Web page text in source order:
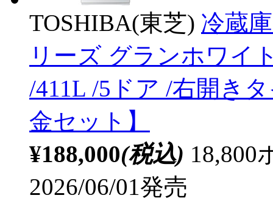
TOSHIBA(東芝) 冷蔵
リーズ グランホワイ
/411L /5ドア /右開き
金セット】
¥188,000(税込) 18,800
2026/06/01発売